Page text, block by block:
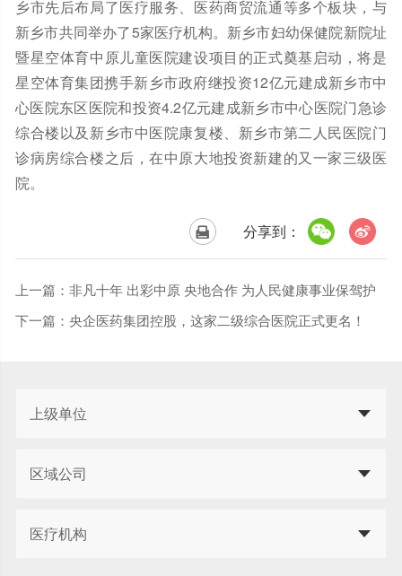
乡市先后布局了医疗服务、医药商贸流通等多个板块，与
新乡市共同举办了5家医疗机构。新乡市妇幼保健院新院址
暨星空体育中原儿童医院建设项目的正式奠基启动，将是
星空体育集团携手新乡市政府继投资12亿元建成新乡市中
心医院东区医院和投资4.2亿元建成新乡市中心医院门急诊
综合楼以及新乡市中医院康复楼、新乡市第二人民医院门
诊病房综合楼之后，在中原大地投资新建的又一家三级医
院。
分享到：
上一篇： 非凡十年 出彩中原 央地合作 为人民健康事业保驾护
航 ——“星空体育中原”卫生健康工作十年发展纪实
下一篇： 央企医药集团控股，这家二级综合医院正式更名！
上级单位
区域公司
医疗机构